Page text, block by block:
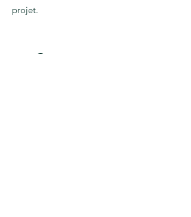
projet.
Contactez-nous